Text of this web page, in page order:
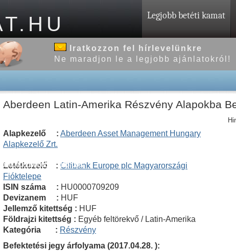
Legjobb betéti kamat
Iratkozzon fel hírlevelünkre
Ne maradjon le a legjobb ajánlatokról!
Aberdeen Latin-Amerika Részvény Alapokba
Alapkezelő : Aberdeen Asset Management Hungary
Alapkezelő Zrt.
Letétkezelő : Citibank Europe plc Magyarországi
Fióktelepe
ISIN száma : HU0000709209
Devizanem : HUF
Jellemző kitettség : HUF
Földrajzi kitettség : Egyéb feltörekvő / Latin-Amerika
Kategória : Részvény
Befektetési jegy árfolyama (2017.04.28. ):